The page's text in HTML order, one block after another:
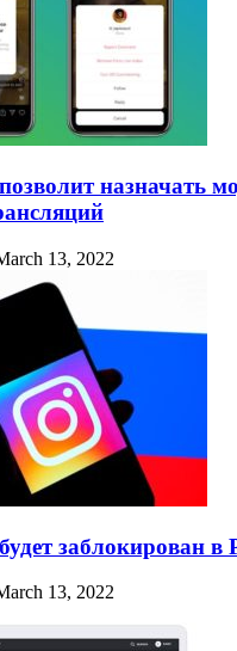
назначать
13, 2022
заблокирован в
13, 2022